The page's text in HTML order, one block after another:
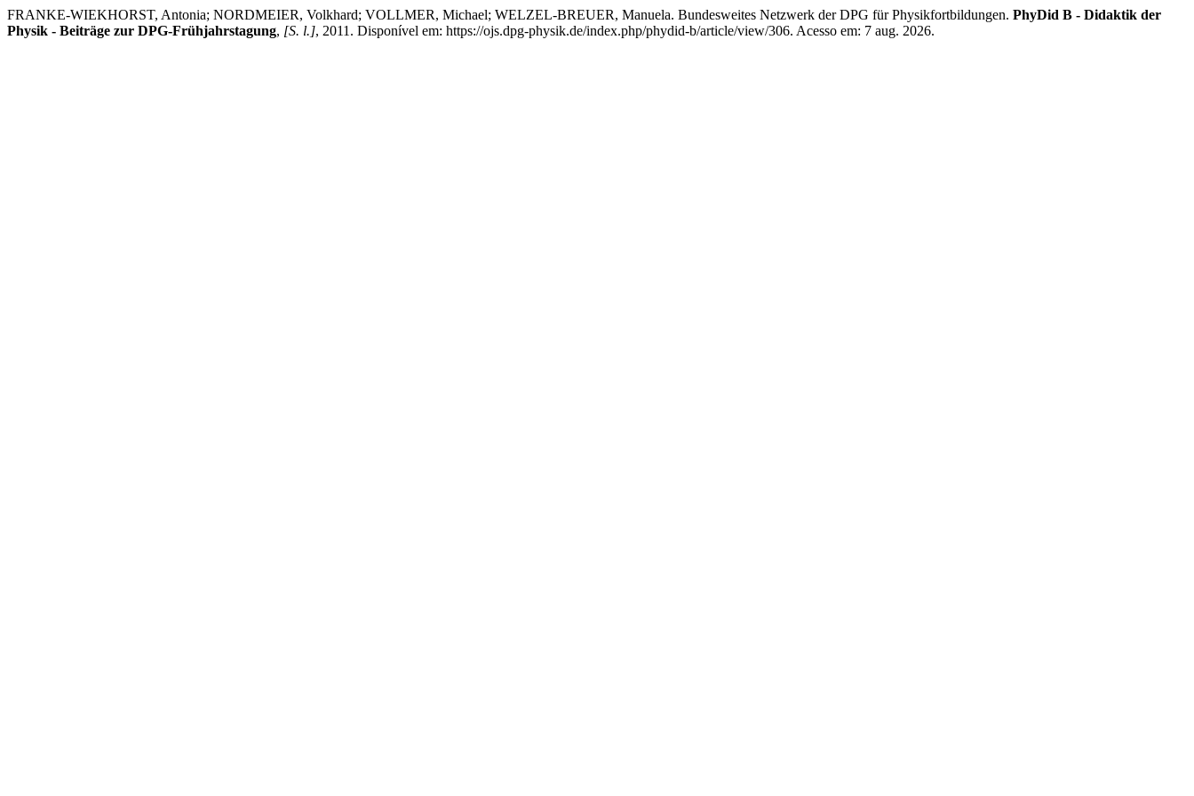
FRANKE-WIEKHORST, Antonia; NORDMEIER, Volkhard; VOLLMER, Michael; WELZEL-BREUER, Manuela. Bundesweites Netzwerk der DPG für Physikfortbildungen. PhyDid B - Didaktik der
Physik - Beiträge zur DPG-Frühjahrstagung, [S. l.], 2011. Disponível em: https://ojs.dpg-physik.de/index.php/phydid-b/article/view/306. Acesso em: 7 aug. 2026.